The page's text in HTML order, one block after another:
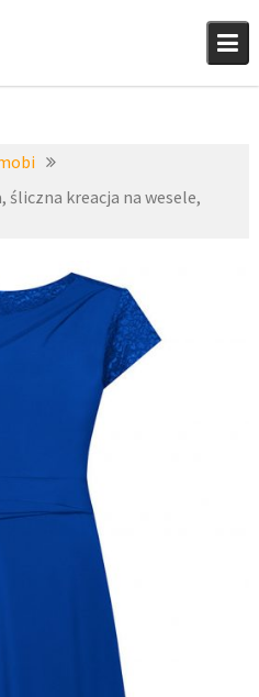
śliczna kreacja na wesele,
2015
fashion4u.pl